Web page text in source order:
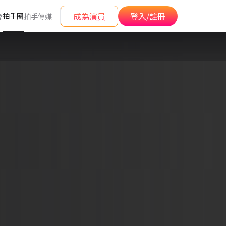
拍手圈拍手傳媒 成為演員 登入/註冊